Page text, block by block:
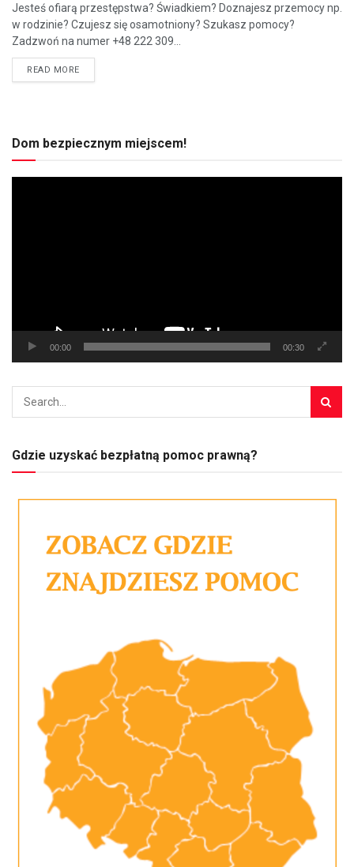
Jesteś ofiarą przestępstwa? Świadkiem? Doznajesz przemocy np.
w rodzinie? Czujesz się osamotniony? Szukasz pomocy?
Zadzwoń na numer +48 222 309...
READ MORE
Dom bezpiecznym miejscem!
00:00 00:30
Gdzie uzyskać bezpłatną pomoc prawną?